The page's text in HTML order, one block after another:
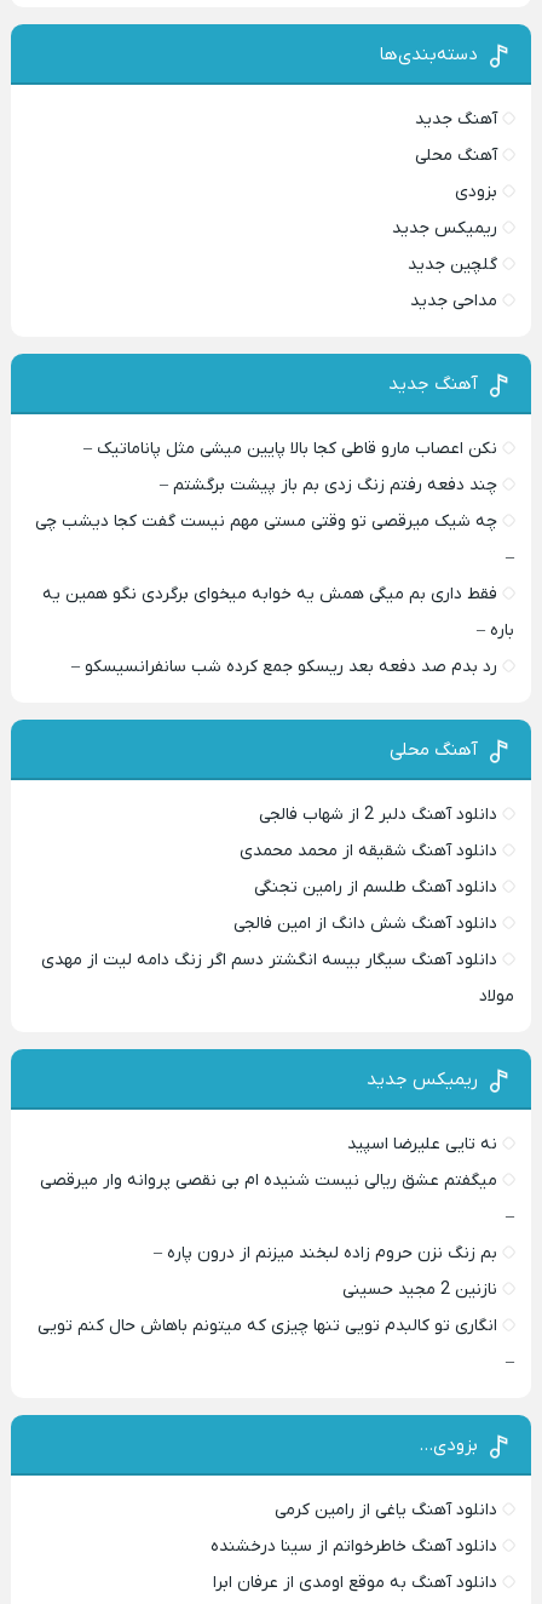
دسته‌بندی‌ها
آهنگ جدید
آهنگ محلی
بزودی
ریمیکس جدید
گلچین جدید
مداحی جدید
آهنگ جدید
نکن اعصاب مارو قاطی کجا بالا پایین میشی مثل پاناماتیک –
چند دفعه رفتم زنگ زدی بم باز پیشت برگشتم –
چه شیک میرقصی تو وقتی مستی مهم نیست گفت کجا دیشب چی
–
فقط داری بم میگی همش یه خوابه میخوای برگردی نگو همین یه
باره –
رد بدم صد دفعه بعد ریسکو جمع کرده شب سانفرانسیسکو –
آهنگ محلی
دانلود آهنگ دلبر 2 از شهاب فالجی
دانلود آهنگ شقیقه از محمد محمدی
دانلود آهنگ طلسم از رامین تجنگی
دانلود آهنگ شش دانگ از امین فالجی
دانلود آهنگ سیگار بیسه انگشتر دسم اگر زنگ دامه لیت از مهدی
مولاد
ریمیکس جدید
نه تایی علیرضا اسپید
میگفتم عشق ریالی نیست شنیده ام بی نقصی پروانه وار میرقصی
–
بم زنگ نزن حروم زاده لبخند میزنم از درون پاره –
نازنین 2 مجید حسینی
انگاری تو کالبدم تویی تنها چیزی که میتونم باهاش حال کنم تویی
–
بزودی…
دانلود آهنگ یاغی از رامین کرمی
دانلود آهنگ خاطرخواتم از سینا درخشنده
دانلود آهنگ به موقع اومدی از عرفان ابرا